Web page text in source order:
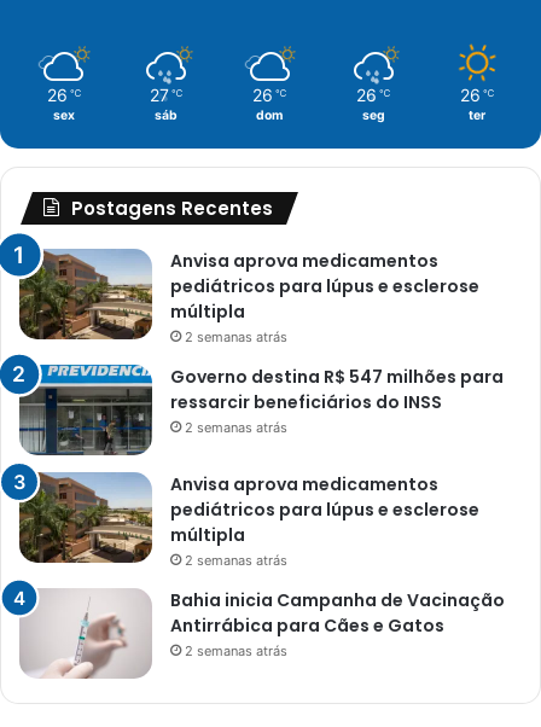
26 ℃
sex
27 ℃
sáb
26 ℃
dom
26 ℃
seg
26 ℃
ter
Postagens Recentes
Anvisa aprova medicamentos
pediátricos para lúpus e esclerose
múltipla
2 semanas atrás
Governo destina R$ 547 milhões para
ressarcir beneficiários do INSS
2 semanas atrás
Anvisa aprova medicamentos
pediátricos para lúpus e esclerose
múltipla
2 semanas atrás
Bahia inicia Campanha de Vacinação
Antirrábica para Cães e Gatos
2 semanas atrás